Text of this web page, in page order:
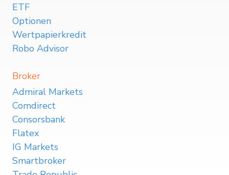
ETF
Optionen
Wertpapierkredit
Robo Advisor
Broker
Admiral Markets
Comdirect
Consorsbank
Flatex
IG Markets
Smartbroker